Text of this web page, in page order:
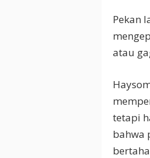
Pekan
atau
tetapi
bahwa